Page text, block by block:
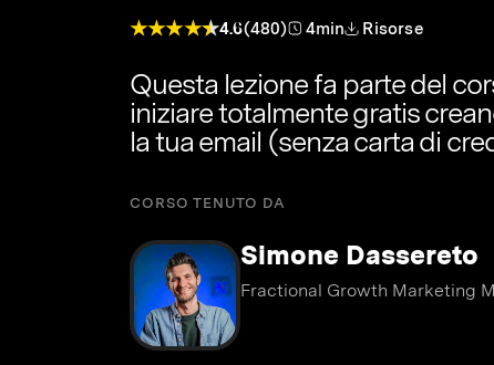
4.6(480) 4min Risorse
Questa lezione fa parte del
iniziare totalmente gratis
la tua email (senza carta di
CORSO TENUTO DA
Simone Dassereto
Fractional Growth Marketing